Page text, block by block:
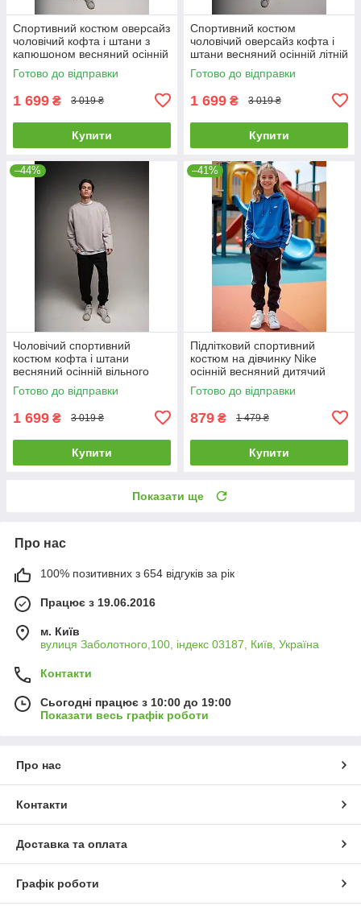
Спортивний костюм оверсайз
чоловічий кофта і штани з
капюшоном весняний осінній
Dud сірий
Готово до відправки
1 699 ₴ 3 019 ₴
Купити
Спортивний костюм
чоловічий оверсайз кофта і
штани весняний осінній літній
Dud чорний
Готово до відправки
1 699 ₴ 3 019 ₴
Купити
–44%
Чоловічий спортивний
костюм кофта і штани
весняний осінній вільного
крою Dud сірий-чорний
Готово до відправки
1 699 ₴ 3 019 ₴
Купити
–41%
Підлітковий спортивний
костюм на дівчинку Nike
осінній весняний дитячий
кофта штани найк чорно-
синій
Готово до відправки
879 ₴ 1 479 ₴
Купити
Показати ще
Про нас
100% позитивних з 654 відгуків за рік
Працює з 19.06.2016
м. Київ
вулиця Заболотного,100, індекс 03187, Київ, Україна
Контакти
Сьогодні працює з 10:00 до 19:00
Показати весь графік роботи
Про нас
Контакти
Доставка та оплата
Графік роботи